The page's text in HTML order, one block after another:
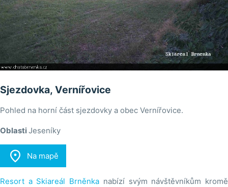
Sjezdovka, Vernířovice
Pohled na horní část sjezdovky a obec Vernířovice.
OblastiJeseníky
 Na mapě
Resort a Skiareál Brněnka nabízí svým návštěvníkům kromě